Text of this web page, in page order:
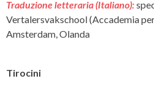
Traduzione letteraria (Italiano):
Vertalersvakschool (Accademia
Amsterdam, Olanda
Tirocini